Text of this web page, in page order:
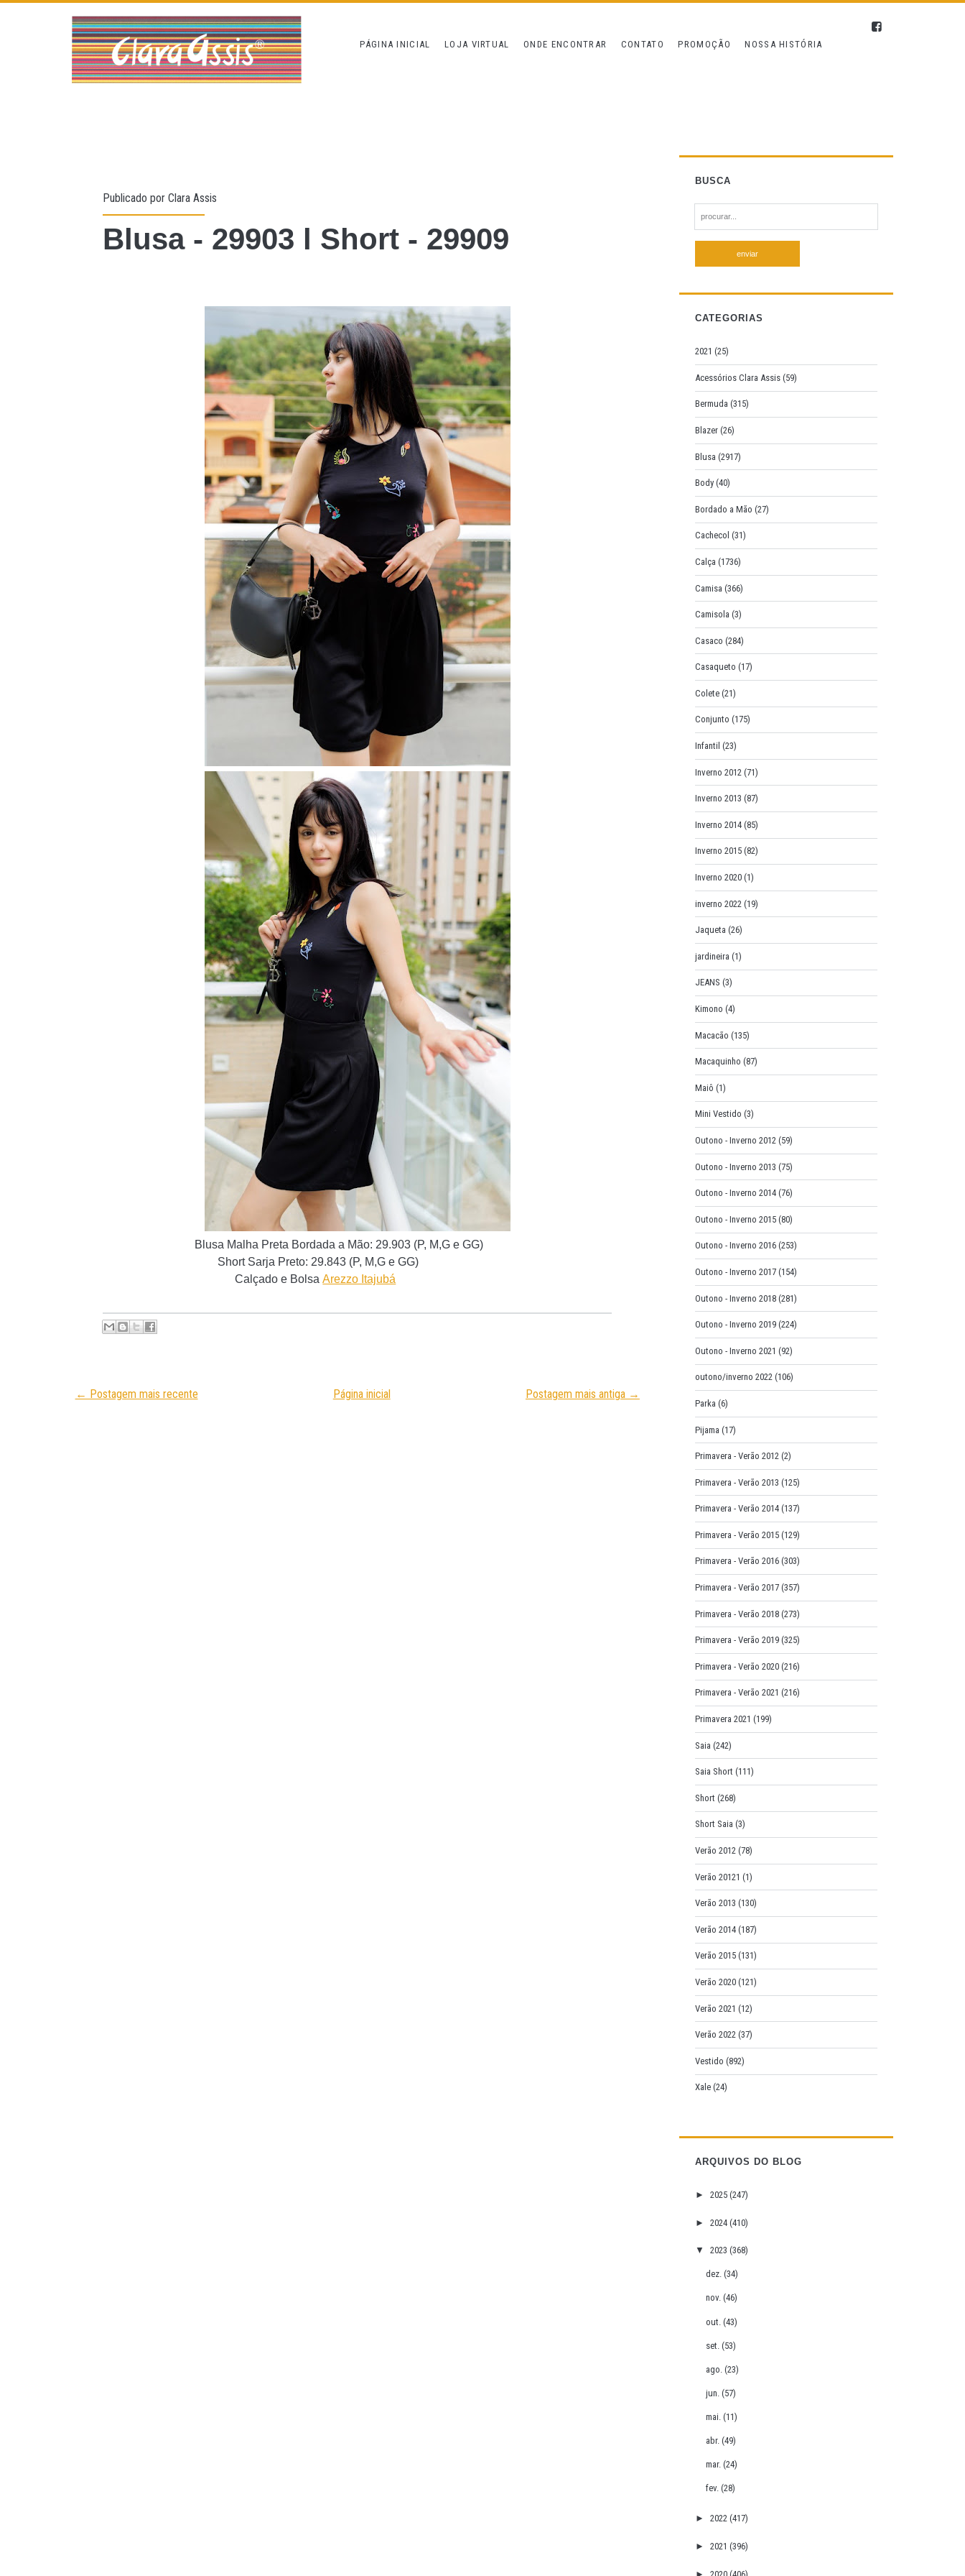
PÁGINA INICIAL LOJA VIRTUAL ONDE ENCONTRAR CONTATO PROMOÇÃO NOSSA HISTÓRIA
Publicado porClara Assis
Blusa - 29903 l Short - 29909
Blusa Malha Preta Bordada a Mão: 29.903 (P, M,G e GG)
Short Sarja Preto: 29.843 (P, M,G e GG)
Calçado e Bolsa Arezzo Itajubá
← Postagem mais recente Postagem mais antiga →
Página inicial
BUSCA
e
h
f
r
:
CATEGORIAS
2021 (25)
Acessórios Clara Assis (59)
Bermuda (315)
Blazer (26)
Blusa (2917)
Body (40)
Bordado a Mão (27)
Cachecol (31)
Calça (1736)
Camisa (366)
Camisola (3)
Casaco (284)
Casaqueto (17)
Colete (21)
Conjunto (175)
Infantil (23)
Inverno 2012 (71)
Inverno 2013 (87)
Inverno 2014 (85)
Inverno 2015 (82)
Inverno 2020 (1)
inverno 2022 (19)
Jaqueta (26)
jardineira (1)
JEANS (3)
Kimono (4)
Macacão (135)
Macaquinho (87)
Maiô (1)
Mini Vestido (3)
Outono - Inverno 2012 (59)
Outono - Inverno 2013 (75)
Outono - Inverno 2014 (76)
Outono - Inverno 2015 (80)
Outono - Inverno 2016 (253)
Outono - Inverno 2017 (154)
Outono - Inverno 2018 (281)
Outono - Inverno 2019 (224)
Outono - Inverno 2021 (92)
outono/inverno 2022 (106)
Parka (6)
Pijama (17)
Primavera - Verão 2012 (2)
Primavera - Verão 2013 (125)
Primavera - Verão 2014 (137)
Primavera - Verão 2015 (129)
Primavera - Verão 2016 (303)
Primavera - Verão 2017 (357)
Primavera - Verão 2018 (273)
Primavera - Verão 2019 (325)
Primavera - Verão 2020 (216)
Primavera - Verão 2021 (216)
Primavera 2021 (199)
Saia (242)
Saia Short (111)
Short (268)
Short Saia (3)
Verão 2012 (78)
Verão 20121 (1)
Verão 2013 (130)
Verão 2014 (187)
Verão 2015 (131)
Verão 2020 (121)
Verão 2021 (12)
Verão 2022 (37)
Vestido (892)
Xale (24)
ARQUIVOS DO BLOG
► 2025 (247)
► 2024 (410)
▼ 2023 (368)
dez.(34)
nov.(46)
out.(43)
set.(53)
ago.(23)
jun.(57)
mai.(11)
abr.(49)
mar.(24)
fev.(28)
► 2022 (417)
► 2021 (396)